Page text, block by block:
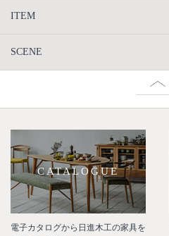
ITEM
SCENE
CATALOGUE
電子カタログから日進木工の家具を